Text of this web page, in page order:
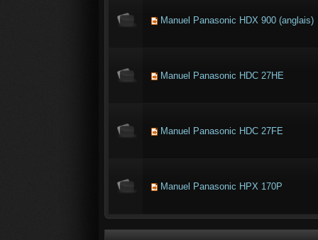
Manuel Panasonic HDX 900 (anglais)
Manuel Panasonic HDC 27HE
Manuel Panasonic HDC 27FE
Manuel Panasonic HPX 170P